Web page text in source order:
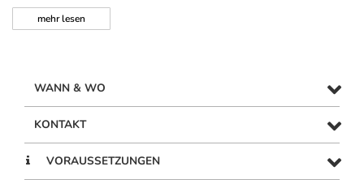
mehrlesen
WANN & WO
KONTAKT
VORAUSSETZUNGEN